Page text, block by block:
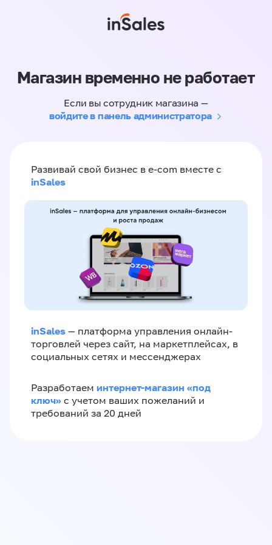
Магазин временно не работает
Если вы сотрудник магазина —
войдите в панель администратора
Развивай свой бизнес в e-com вместе с
inSales
inSales — платформа управления онлайн-
торговлей через сайт, на маркетплейсах, в
социальных сетях и мессенджерах
Разработаем интернет-магазин «‎под
ключ»‎ с учетом ваших пожеланий и
требований за 20 дней